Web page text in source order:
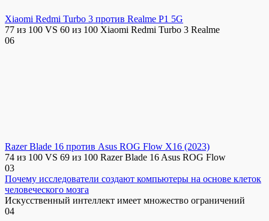
Xiaomi Redmi Turbo 3 против Realme P1 5G
77 из 100 VS 60 из 100 Xiaomi Redmi Turbo 3 Realme
06
Razer Blade 16 против Asus ROG Flow X16 (2023)
74 из 100 VS 69 из 100 Razer Blade 16 Asus ROG Flow
03
Почему исследователи создают компьютеры на основе клеток
человеческого мозга
Искусственный интеллект имеет множество ограничений
04